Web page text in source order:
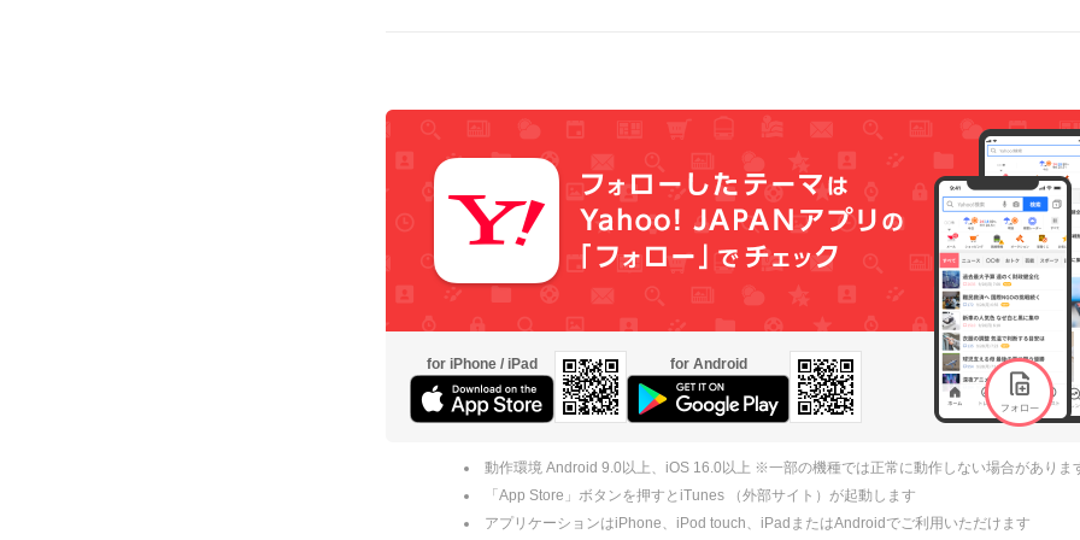
for iPhone / iPad for Android
動作環境 Android 9.0以上、iOS 16.0以上 ※一部の機種では正常に動作しない場合がありま
「App Store」ボタンを押すとiTunes （外部サイト）が起動します
アプリケーションはiPhone、iPod touch、iPadまたはAndroidでご利用いただけます